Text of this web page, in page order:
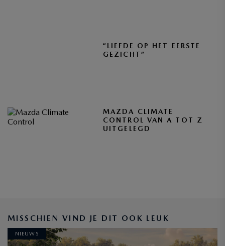
“LIEFDE OP HET EERSTE
GEZICHT”
MAZDA CLIMATE
CONTROL VAN A TOT Z
UITGELEGD
MISSCHIEN VIND JE DIT OOK LEUK
NIEUWS